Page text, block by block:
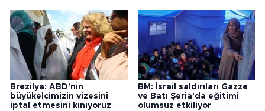
Brezilya: ABD'nin
büyükelçimizin vizesini
iptal etmesini kınıyoruz
BM: İsrail saldırıları Gazze
ve Batı Şeria'da eğitimi
olumsuz etkiliyor